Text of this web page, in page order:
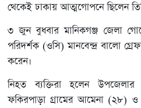
থেকেই ঢাকায় আত্মগোপনে ছিলেন
৩ জুন বুধবার মানিকগঞ্জ জেলা
পরিদর্শক (ওসি) মানবেন্দ্র বালো
করেন।
নিহত ব্যক্তিরা হলেন উপজেলার
ফকিরপাড়া গ্রামের আমেনা (২৮)